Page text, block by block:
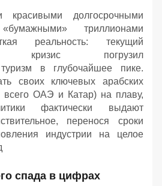
долгосрочными
триллионами
реальность: текущий
кризис погрузил
в глубочайшее пике.
своих ключевых арабских
всего ОАЭ и Катар) на плаву,
фактически выдают
перенося сроки
индустрии на целое
спада в цифрах